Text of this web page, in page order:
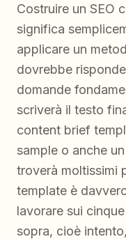
Costruire un SEO
significa
applicare un
dovrebbe
domande
scriverà il testo
content brief
sample o anche
troverà moltissimi
template è
lavorare sui
sopra, cioè